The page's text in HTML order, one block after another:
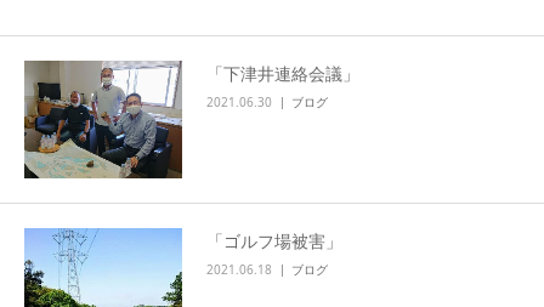
「下津井連絡会議」
2021.06.30 ブログ
「ゴルフ場被害」
2021.06.18 ブログ